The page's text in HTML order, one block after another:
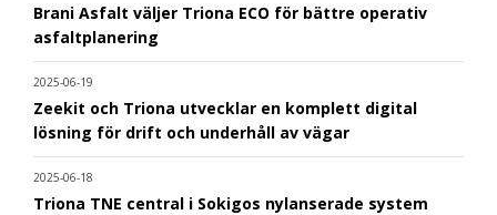
Brani Asfalt väljer Triona ECO för bättre operativ
asfaltplanering
2025-06-19
Zeekit och Triona utvecklar en komplett digital
lösning för drift och underhåll av vägar
2025-06-18
Triona TNE central i Sokigos nylanserade system